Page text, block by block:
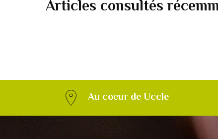
Articles consultés
Au coeur de Uccle